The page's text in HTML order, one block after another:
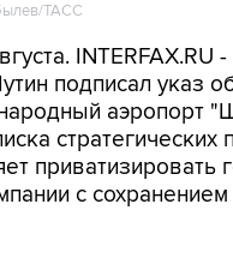
INTERFAX.RU -
аэропорт
стратегических
приватизировать
с
на